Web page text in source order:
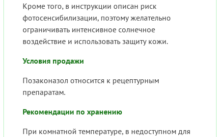
Кроме того, в инструкции описан риск
фотосенсибилизации, поэтому желательно
ограничивать интенсивное солнечное
воздействие и использовать защиту кожи.
Условия продажи
Позаконазол относится к рецептурным
препаратам.
Рекомендации по хранению
При комнатной температуре, в недоступном для